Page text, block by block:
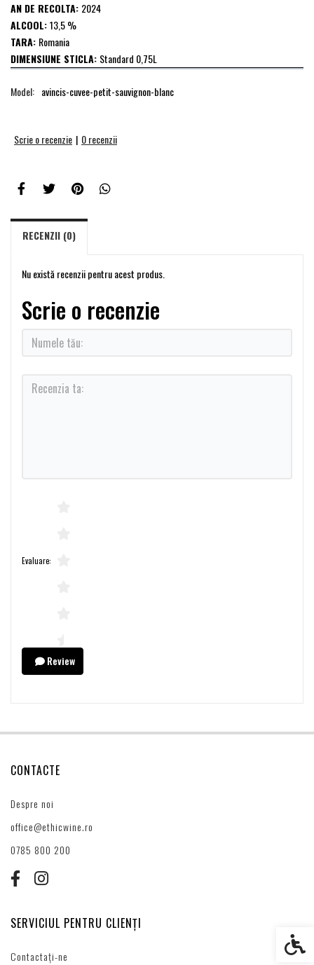
AN DE RECOLTA: 2024
ALCOOL:13,5 %
TARA: Romania
DIMENSIUNE STICLA: Standard 0,75L
Model: avincis-cuvee-petit-sauvignon-blanc
Scrie o recenzie | 0 recenzii
RECENZII (0)
Nu există recenzii pentru acest produs.
Scrie o recenzie
Evaluare:
Review
CONTACTE
Despre noi
office@ethicwine.ro
0785 800 200
SERVICIUL PENTRU CLIENȚI
Contactați-ne
Setări